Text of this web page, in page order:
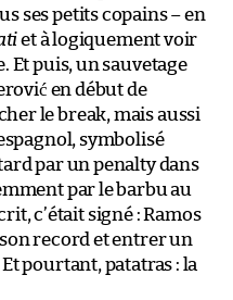
ses petits copains – en
et à logiquement voir
Et puis, un sauvetage
en début de
le break, mais aussi
symbolisé
par un penalty dans
par le barbu au
c’était signé : Ramos
record et entrer un
pourtant, patatras : la